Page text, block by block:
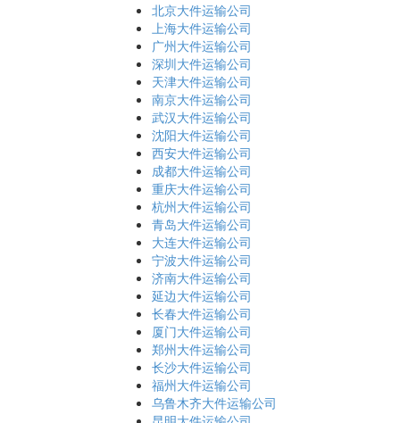
北京大件运输公司
上海大件运输公司
广州大件运输公司
深圳大件运输公司
天津大件运输公司
南京大件运输公司
武汉大件运输公司
沈阳大件运输公司
西安大件运输公司
成都大件运输公司
重庆大件运输公司
杭州大件运输公司
青岛大件运输公司
大连大件运输公司
宁波大件运输公司
济南大件运输公司
延边大件运输公司
长春大件运输公司
厦门大件运输公司
郑州大件运输公司
长沙大件运输公司
福州大件运输公司
乌鲁木齐大件运输公司